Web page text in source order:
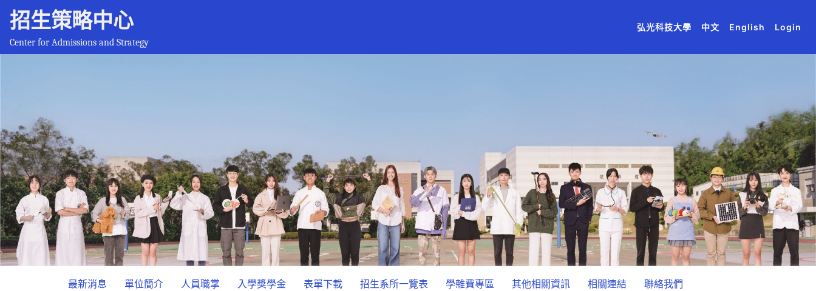
招生策略中心
Center for Admissions and Strategy
(current)
(current)
弘光科技大學 (current)
中文 (current)
English (current)
Login
最新消息 單位簡介 人員職掌 入學獎學金 表單下載 招生系所一覽表 學雜費專區 其他相關資訊 相關連結 聯絡我們